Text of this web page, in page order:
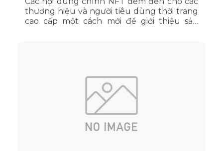
thương hiệu và người tiêu dùng thời trang
cao cấp một cách mới để giới thiệu sản